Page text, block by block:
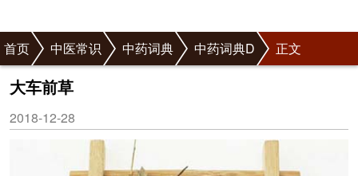
首页 中医常识 中药词典 中药词典D 正文
大车前草
2018-12-28